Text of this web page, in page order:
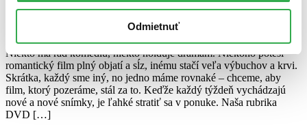
Odmietnuť
Niekto má rád komédiu, niekto holduje drámam. Niekoho poteší
romantický film plný objatí a sĺz, inému stačí veľa výbuchov a krvi.
Skrátka, každý sme iný, no jedno máme rovnaké – chceme, aby
film, ktorý pozeráme, stál za to. Keďže každý týždeň vychádzajú
nové a nové snímky, je ľahké stratiť sa v ponuke. Naša rubrika
DVD […]